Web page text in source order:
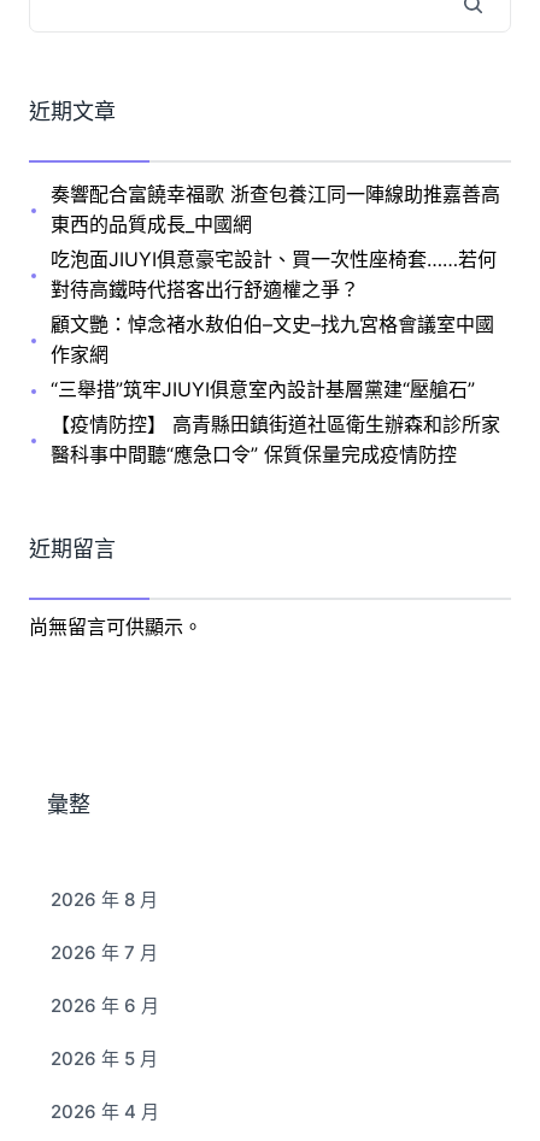
近期文章
奏響配合富饒幸福歌 浙查包養江同一陣線助推嘉善高
東西的品質成長_中國網
吃泡面JIUYI俱意豪宅設計、買一次性座椅套……若何
對待高鐵時代搭客出行舒適權之爭？
顧文艷：悼念褚水敖伯伯–文史–找九宮格會議室中國
作家網
“三舉措”筑牢JIUYI俱意室內設計基層黨建“壓艙石”
【疫情防控】 高青縣田鎮街道社區衛生辦森和診所家
醫科事中間聽“應急口令” 保質保量完成疫情防控
近期留言
尚無留言可供顯示。
彙整
2026 年 8 月
2026 年 7 月
2026 年 6 月
2026 年 5 月
2026 年 4 月